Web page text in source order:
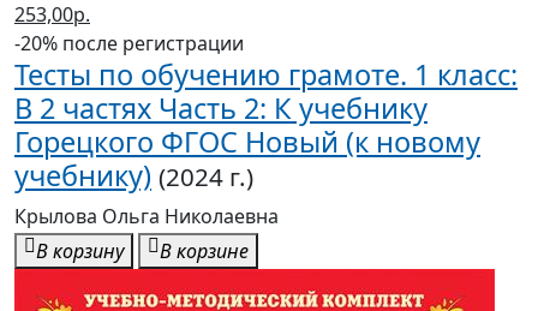
253,00р.
-20% после регистрации
Тесты по обучению грамоте. 1 класс:
В 2 частях Часть 2: К учебнику
Горецкого ФГОС Новый (к новому
учебнику) (2024 г.)
Крылова Ольга Николаевна
В корзину
В корзине